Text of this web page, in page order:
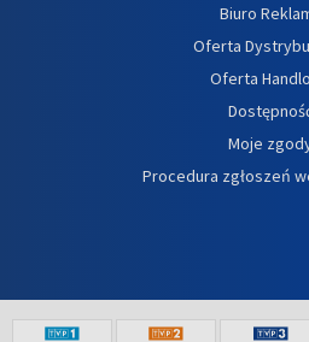
Biuro
Oferta
Oferta
Moje
Procedura zgłoszeń